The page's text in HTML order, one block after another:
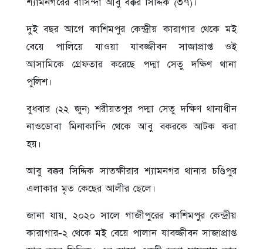
দুই বছর আগে কাশিমপুর কেন্দ্রীয় কারাগার থেকে মই
বেয়ে পালিয়ে যাওয়া যাবজ্জীবন সাজাপ্রাপ্ত ওই
আসামিকে গ্রেফতার করেছে পদ্মা সেতু দক্ষিণ থানা
পুলিশ।
বুধবার (২২ জুন) শরীয়তপুর পদ্মা সেতু দক্ষিণ থানাধীন
নাওডোবা মিনাকান্দি থেকে আবু বকরকে আটক করা
হয়।
আবু বক্কর সিদ্দিক সাতক্ষীরার শ্যামনগর থানার চণ্ডিপুর
এলাকার মৃত কেছের আলীর ছেলে।
জানা যায়, ২০২০ সালে গাজীপুরের কাশিমপুর কেন্দ্রীয়
কারাগার-২ থেকে মই বেয়ে পালান যাবজ্জীবন সাজাপ্রাপ্ত